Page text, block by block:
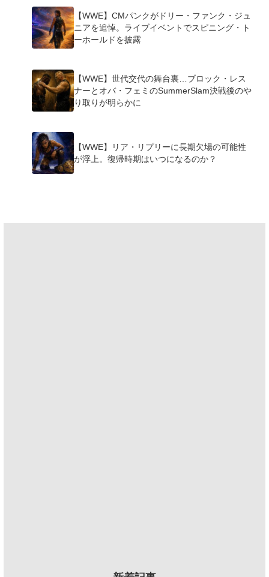
【WWE】CMパンクがドリー・ファンク・ジュ
ニアを追悼。ライブイベントでスピニング・ト
ーホールドを披露
【WWE】世代交代の舞台裏…ブロック・レス
ナーとオバ・フェミのSummerSlam決戦後のや
り取りが明らかに
【WWE】リア・リプリーに長期欠場の可能性
が浮上。復帰時期はいつになるのか？